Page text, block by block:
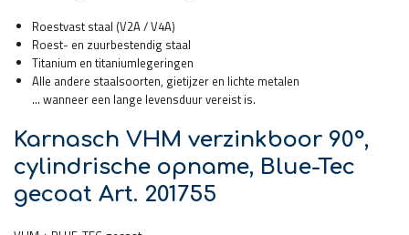
Roestvast staal (V2A / V4A)
Roest- en zuurbestendig staal
Titanium en titaniumlegeringen
Alle andere staalsoorten, gietijzer en lichte metalen
… wanneer een lange levensduur vereist is.
Karnasch VHM verzinkboor 90°,
cylindrische opname, Blue-Tec
gecoat Art. 201755